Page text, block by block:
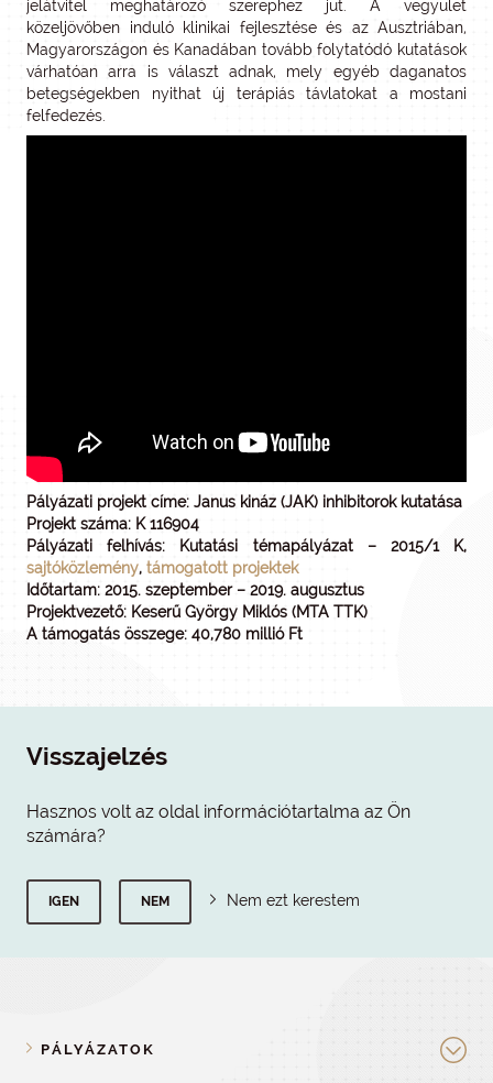
jelátvitel meghatározó szerephez jut. A vegyület
közeljövőben induló klinikai fejlesztése és az Ausztriában,
Magyarországon és Kanadában tovább folytatódó kutatások
várhatóan arra is választ adnak, mely egyéb daganatos
betegségekben nyithat új terápiás távlatokat a mostani
felfedezés.
Pályázati projekt címe: Janus kináz (JAK) inhibitorok kutatása
Projekt száma: K 116904
Pályázati felhívás: Kutatási témapályázat – 2015/1 K,
sajtóközlemény, támogatott projektek
Időtartam: 2015. szeptember – 2019. augusztus
Projektvezető: Keserű György Miklós (MTA TTK)
A támogatás összege: 40,780 millió Ft
Visszajelzés
Hasznos volt az oldal információtartalma az Ön
számára?
IGEN NEM Nem ezt kerestem
PÁLYÁZATOK